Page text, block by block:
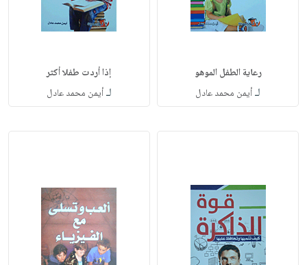
رعاية الطفل الموهو
لـأيمن محمد عادل
إذا أردت طفلا أكثر
لـأيمن محمد عادل